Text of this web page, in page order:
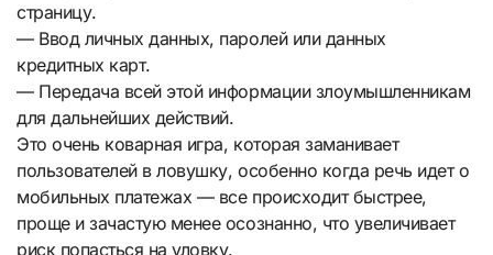
страницу.
— Ввод личных данных, паролей или данных
кредитных карт.
— Передача всей этой информации злоумышленникам
для дальнейших действий.
Это очень коварная игра, которая заманивает
пользователей в ловушку, особенно когда речь идет о
мобильных платежах — все происходит быстрее,
проще и зачастую менее осознанно, что увеличивает
риск попасться на уловку.